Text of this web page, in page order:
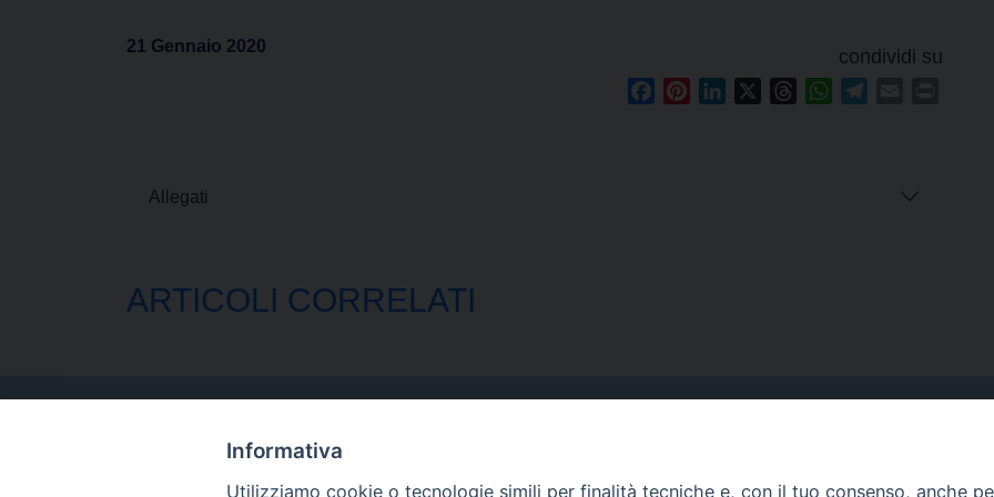
condividi su
FacebookPinterestLinkedIn ThreadsWhatsApp
21 Gennaio 2020
Allegati
ARTICOLI CORRELATI
Informativa
Utilizziamo cookie o tecnologie simili per finalità tecniche e, con il tuo consenso, anche